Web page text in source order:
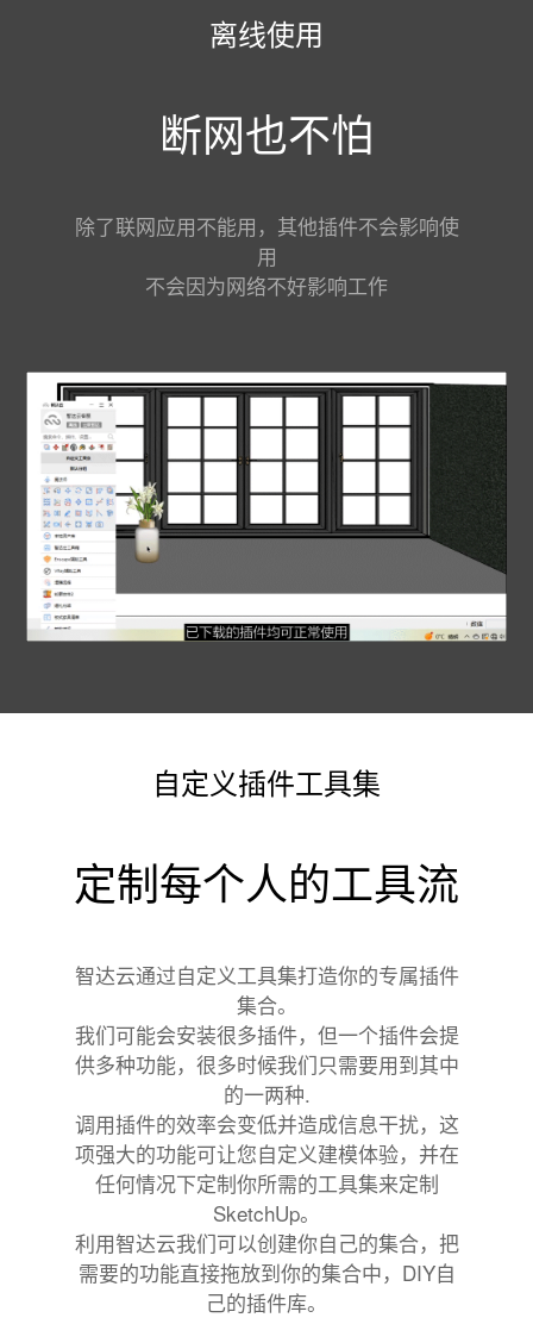
离线使用
断网也不怕
除了联网应用不能用，其他插件不会影响使
用
不会因为网络不好影响工作
自定义插件工具集
定制每个人的工具流
智达云通过自定义工具集打造你的专属插件
集合。
我们可能会安装很多插件，但一个插件会提
供多种功能，很多时候我们只需要用到其中
的一两种.
调用插件的效率会变低并造成信息干扰，这
项强大的功能可让您自定义建模体验，并在
任何情况下定制你所需的工具集来定制
SketchUp。
利用智达云我们可以创建你自己的集合，把
需要的功能直接拖放到你的集合中，DIY自
己的插件库。